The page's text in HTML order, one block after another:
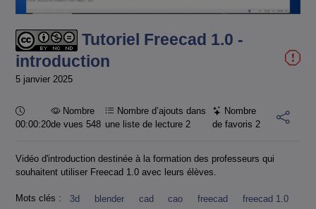
vidéo
Tutoriel Freecad 1.0 -
introduction
5 janvier 2025
Durée :
00:00:20
Nombre
de vues 548
Nombre d’ajouts dans
une liste de lecture2
Nombre
de favoris 2
Vidéo d'introduction destinée à la formation des professeurs qui
souhaitent utiliser Freecad 1.0 avec leurs élèves.
Mots clés : 3d blender cad cao freecad
freecad 1.0